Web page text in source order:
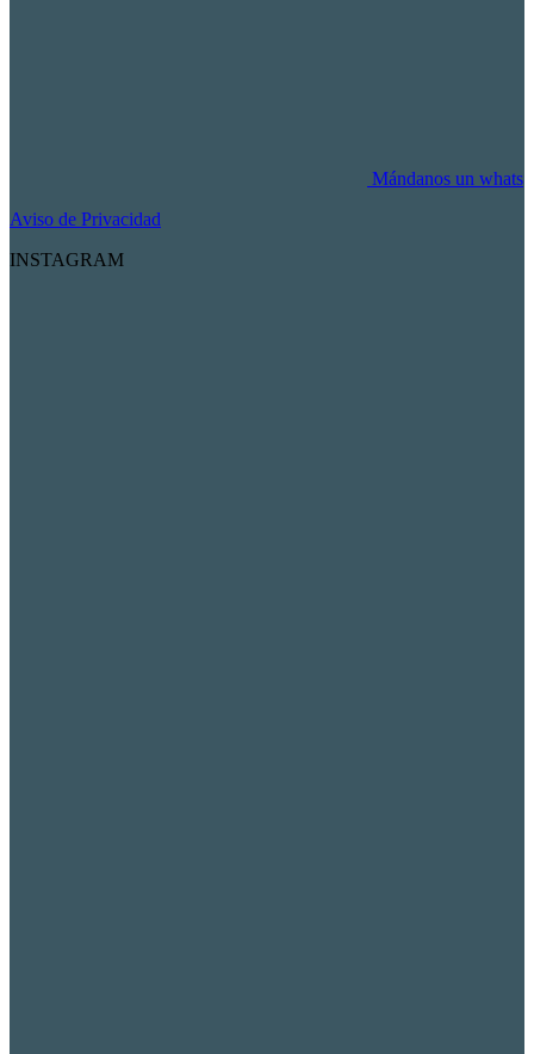
Mándanos un whats
Aviso de Privacidad
INSTAGRAM